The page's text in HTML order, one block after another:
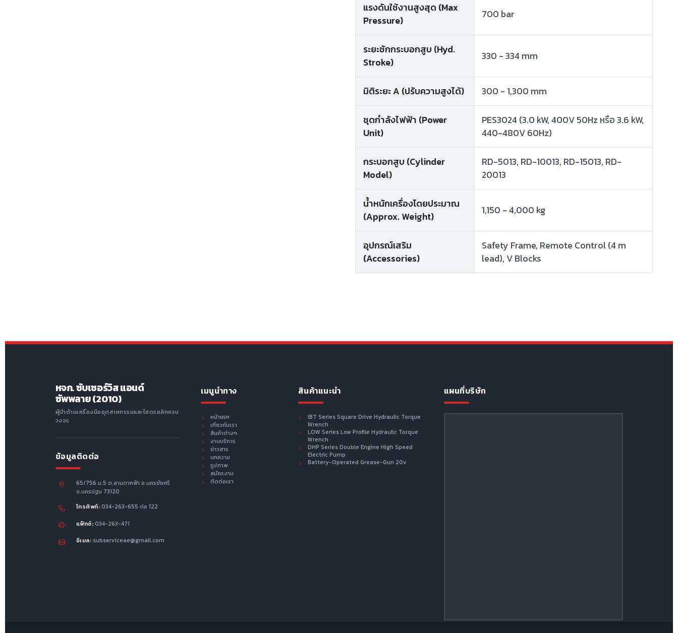
แรงดันใช้งานสูงสุด (Max
Pressure)
700 bar
ระยะชักกระบอกสูบ (Hyd.
Stroke)
330 - 334 mm
มิติระยะ A (ปรับความสูงได้) 300 - 1,300 mm
ชุดกำลังไฟฟ้า (Power
Unit)
PES3024 (3.0 kW, 400V 50Hz หรือ 3.6 kW,
440-480V 60Hz)
กระบอกสูบ (Cylinder
Model)
RD-5013, RD-10013, RD-15013, RD-
20013
น้ำหนักเครื่องโดยประมาณ
(Approx. Weight)
1,150 - 4,000 kg
อุปกรณ์เสริม
(Accessories)
Safety Frame, Remote Control (4 m
lead), V Blocks
หจก. ซับเซอร์วิส แอนด์
ซัพพลาย (2010)
ผู้นำด้านเครื่องมืออุตสาหกรรมและไฮดรอลิกครบ
วงจร
ข้อมูลติดต่อ
65/756 ม.5 ต.ลานตากฟ้า อ.นครชัยศรี
จ.นครปฐม 73120
โทรศัพท์: 034-263-655 ต่อ 122
แฟ็กซ์: 034-263-471
อีเมล: subserviceae@gmail.com
เมนูนำทาง
หน้าแรก
เกี่ยวกับเรา
สินค้าต่างๆ
งานบริการ
ข่าวสาร
บทความ
รูปภาพ
สมัครงาน
ติดต่อเรา
สินค้าแนะนำ
IBT Series Square Drive Hydraulic Torque
Wrench
LOW Series Low Profile Hydraulic Torque
Wrench
DHP Series Double Engine High Speed
Electric Pump
Battery-Operated Grease-Gun 20v
แผนที่บริษัท